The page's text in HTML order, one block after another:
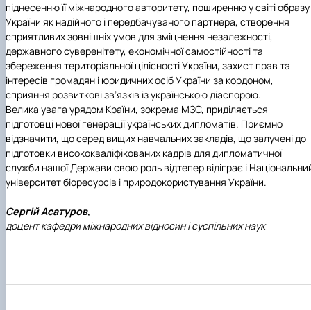
піднесенню її міжнародного авторитету, поширенню у світі образу
України як надійного і передбачуваного партнера, створення
сприятливих зовнішніх умов для зміцнення незалежності,
державного суверенітету, економічної самостійності та
збереження територіальної цілісності України, захист прав та
інтересів громадян і юридичних осіб України за кордоном,
сприяння розвиткові зв’язків із українською діаспорою.
Велика увага урядом Країни, зокрема МЗС, приділяється
підготовці нової генерації українських дипломатів. Приємно
відзначити, що серед вищих навчальних закладів, що залучені до
підготовки висококваліфікованих кадрів для дипломатичної
служби нашої Держави свою роль відтепер відіграє і
університет біоресурсів і природокористування України.
Сергій Асатуров,
доцент кафедри міжнародних відносин і суспільних наук